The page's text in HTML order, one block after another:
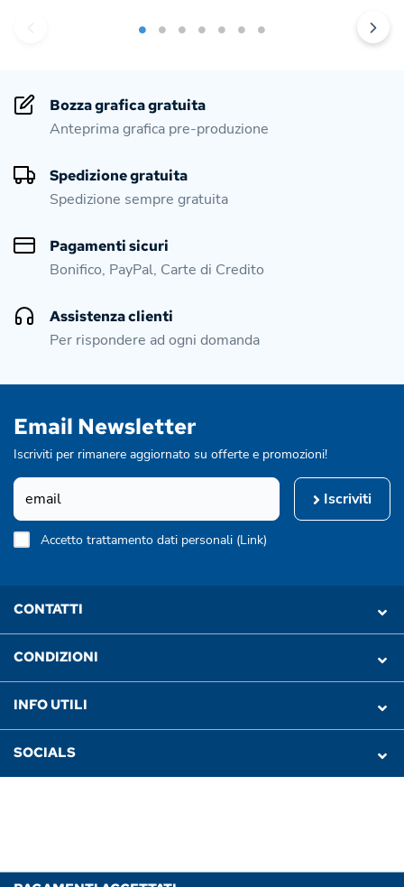
Bozza grafica gratuita
Anteprima grafica pre-produzione
Spedizione gratuita
Spedizione sempre gratuita
Pagamenti sicuri
Bonifico, PayPal, Carte di Credito
Assistenza clienti
Per rispondere ad ogni domanda
Email Newsletter
Iscriviti per rimanere aggiornato su offerte e promozioni!
Iscriviti
Accetto trattamento dati personali (Link)
CONTATTI
CONDIZIONI
INFO UTILI
SOCIALS